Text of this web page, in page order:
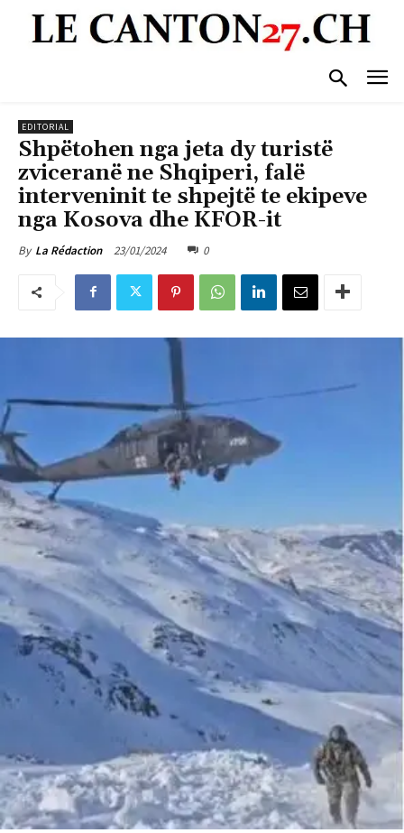
EDITORIAL
Shpëtohen nga jeta dy turistë
zviceranë ne Shqiperi, falë
interveninit te shpejtë te ekipeve
nga Kosova dhe KFOR-it
By La Rédaction 23/01/2024 0